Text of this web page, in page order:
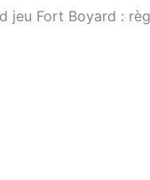
jeu Fort Boyard :